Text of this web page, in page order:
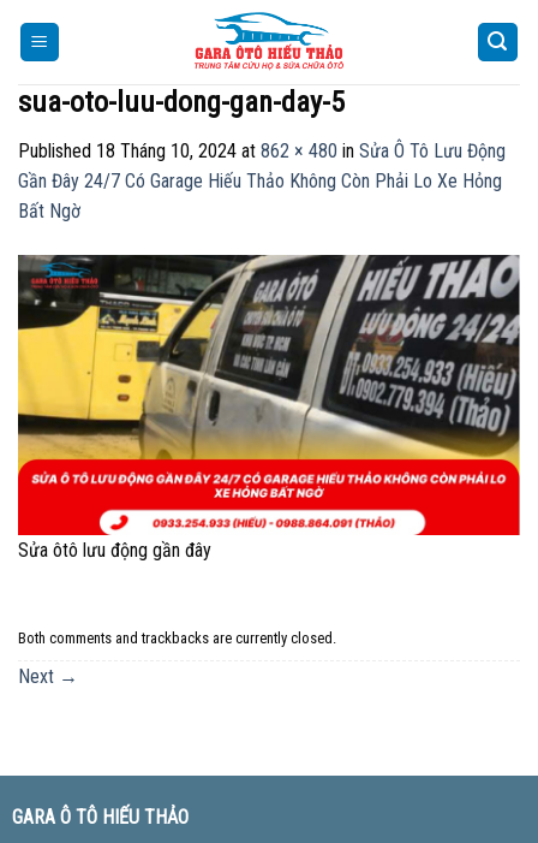
sua-oto-luu-dong-gan-day-5
Published 18 Tháng 10, 2024 at 862 × 480 in Sửa Ô Tô Lưu Động
Gần Đây 24/7 Có Garage Hiếu Thảo Không Còn Phải Lo Xe Hỏng
Bất Ngờ
Sửa ôtô lưu động gần đây
Both comments and trackbacks are currently closed.
Next →
GARA Ô TÔ HIẾU THẢO